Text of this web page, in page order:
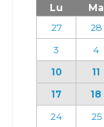
Lu Ma
27
28
3
4
10
11
17
18
24
25